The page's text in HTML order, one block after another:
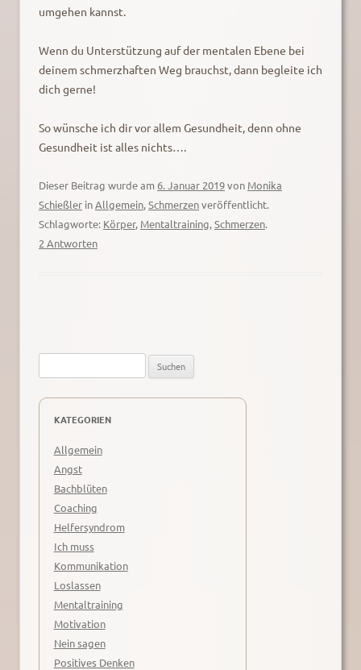
umgehen kannst.
Wenn du Unterstützung auf der mentalen Ebene bei
deinem schmerzhaften Weg brauchst, dann begleite ich
dich gerne!
So wünsche ich dir vor allem Gesundheit, denn ohne
Gesundheit ist alles nichts….
Dieser Beitrag wurde am 6. Januar 2019von Monika
Schießler inAllgemein,Schmerzenveröffentlicht.
Schlagworte: Körper, Mentaltraining,Schmerzen.
2 Antworten
nach:
KATEGORIEN
Allgemein
Angst
Bachblüten
Coaching
Helfersyndrom
Ich muss
Kommunikation
Loslassen
Mentaltraining
Motivation
Nein sagen
Positives Denken